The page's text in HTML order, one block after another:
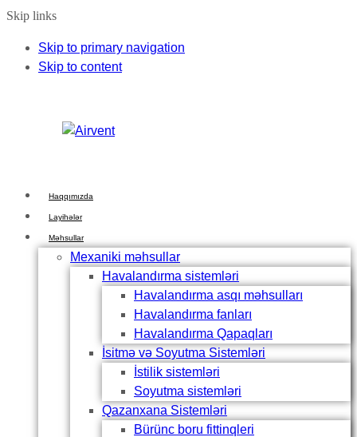
Skip links
Skip to primary navigation
Skip to content
Haqqımızda
Layihələr
Məhsullar
Mexaniki məhsullar
Havalandırma sistemləri
Havalandırma asqı məhsulları
Havalandırma fanları
Havalandırma Qapaqları
İsitmə və Soyutma Sistemləri
İstilik sistemləri
Soyutma sistemləri
Qazanxana Sistemləri
Bürünc boru fittinqleri